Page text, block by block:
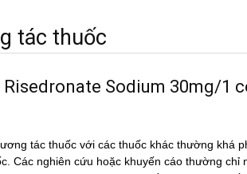
tác thuốc
Risedronate Sodium 30mg/1
tác thuốc với các thuốc khác thường khá
Các nghiên cứu hoặc khuyến cáo thường